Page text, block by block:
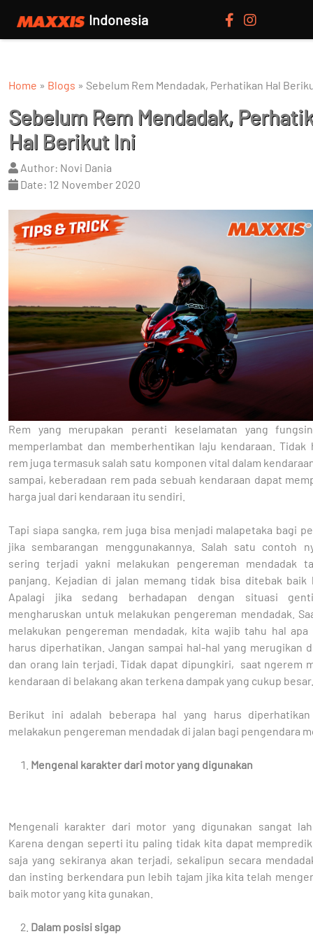
Indonesia
Home » Blogs » Sebelum Rem Mendadak, Perhatikan Hal
Sebelum Rem Mendadak,
Hal Berikut Ini
Author: Novi Dania
Date: 12 November 2020
Rem yang merupakan peranti keselamatan yang
memperlambat dan memberhentikan laju kendaraan. Tidak
rem juga termasuk salah satu komponen vital dalam
sampai, keberadaan rem pada sebuah kendaraan dapat
harga jual dari kendaraan itu sendiri.
Tapi siapa sangka, rem juga bisa menjadi malapetaka bagi
jika sembarangan menggunakannya. Salah satu contoh
sering terjadi yakni melakukan pengereman mendadak
panjang. Kejadian di jalan memang tidak bisa ditebak baik
Apalagi jika sedang berhadapan dengan situasi
mengharuskan untuk melakukan pengereman mendadak.
melakukan pengereman mendadak, kita wajib tahu hal apa
harus diperhatikan. Jangan sampai hal-hal yang merugikan
dan orang lain terjadi. Tidak dapat dipungkiri, saat ngerem
kendaraan di belakang akan terkena dampak yang cukup besar.
Berikut ini adalah beberapa hal yang harus
melakakun pengereman mendadak di jalan bagi pengendara
Mengenal karakter dari motor yang digunakan
Mengenali karakter dari motor yang digunakan sangat
Karena dengan seperti itu paling tidak kita dapat
saja yang sekiranya akan terjadi, sekalipun secara
dan insting berkendara pun lebih tajam jika kita telah
baik motor yang kita gunakan.
Dalam posisi sigap